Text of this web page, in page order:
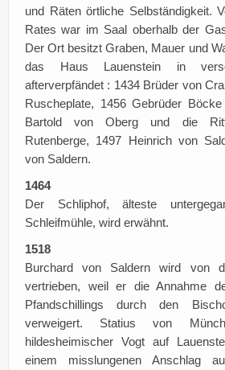
und Räten örtliche Selbständigkeit.
Rates war im Saal oberhalb der
Der Ort besitzt Graben, Mauer und
das Haus Lauenstein in
afterverpfändet : 1434 Brüder von
Ruscheplate, 1456 Gebrüder
Bartold von Oberg und die
Rutenberge, 1497 Heinrich von
von Saldern.
1464
Der Schliphof, älteste
Schleifmühle, wird erwähnt.
1518
Burchard von Saldern wird von
vertrieben, weil er die Annahme
Pfandschillings durch den
verweigert. Statius von
hildesheimischer Vogt auf
einem misslungenen Anschlag